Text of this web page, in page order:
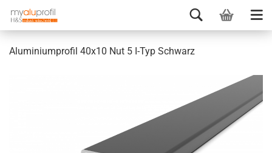
Aluminiumprofil 40x10 Nut 5 I-Typ Schwarz